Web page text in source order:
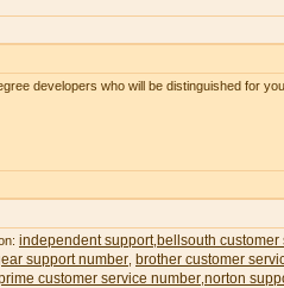
developers who will be distinguished for
independent support, bellsouth customer
support number brother customer
customer service number norton